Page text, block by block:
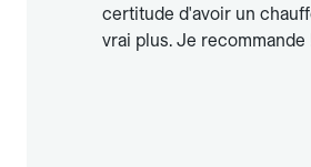
certitude d'avoir un
vrai plus. Je recommande